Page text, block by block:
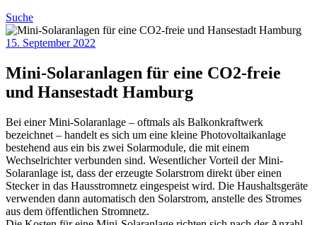
Suche
15. September 2022
Mini-Solaranlagen für eine CO2-freie
und Hansestadt Hamburg
Bei einer Mini-Solaranlage – oftmals als Balkonkraftwerk
bezeichnet – handelt es sich um eine kleine Photovoltaikanlage
bestehend aus ein bis zwei Solarmodule, die mit einem
Wechselrichter verbunden sind. Wesentlicher Vorteil der Mini-
Solaranlage ist, dass der erzeugte Solarstrom direkt über einen
Stecker in das Hausstromnetz eingespeist wird. Die Haushaltsgeräte
verwenden dann automatisch den Solarstrom, anstelle des Stromes
aus dem öffentlichen Stromnetz.